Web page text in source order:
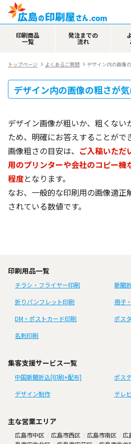
印刷商品
一覧
発注までの
流れ
トップページ よくあるご質問 デザイン内の画像
デザイン内の画像の粗さが気
デザイン画像が粗いか、粗くない
ため、明確にお答えすることがで
画像粗さの目安は、 ご入稿いただ
用のプリンターや会社のコピー機
程度となります。
なお、一般的な印刷用の画像適
されている数値です。
印刷用品一覧
チラシ・フライヤー印刷
新聞
折りパンフレット印刷
冊子
DM・ポストカード印刷
ポス
名刺印刷
集客支援サービス一覧
中国新聞折込[印刷+配布]
ポス
デザイン制作
テレ
主な営業エリア
広島市中区 広島市西区 広島市南区 広